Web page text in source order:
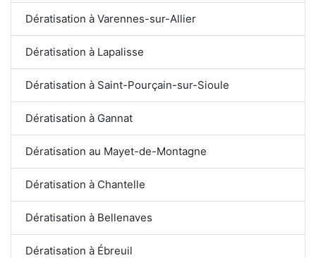
Dératisation à Varennes-sur-Allier
Dératisation à Lapalisse
Dératisation à Saint-Pourçain-sur-Sioule
Dératisation à Gannat
Dératisation au Mayet-de-Montagne
Dératisation à Chantelle
Dératisation à Bellenaves
Dératisation à Ébreuil